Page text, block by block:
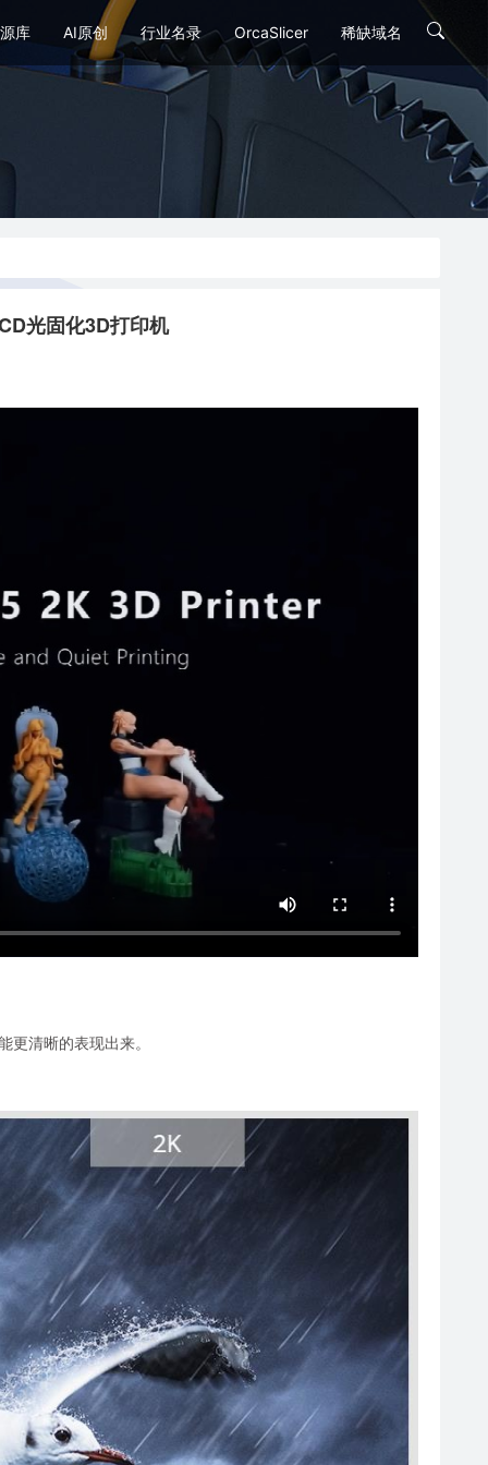
库 AI原创 行业名录 OrcaSlicer 稀缺域名
光固化3D打印机
清晰的表现出来。